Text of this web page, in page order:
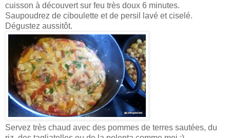
cuisson à découvert sur feu très doux 6 minutes.
Saupoudrez de ciboulette et de persil lavé et ciselé.
Dégustez aussitôt.
Servez très chaud avec des pommes de terres sautées, du